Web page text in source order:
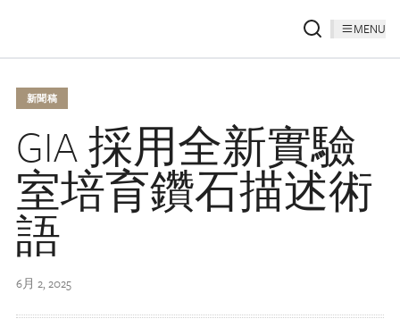
MENU
新聞稿
GIA 採用全新實驗
室培育鑽石描述術
語
6月 2, 2025